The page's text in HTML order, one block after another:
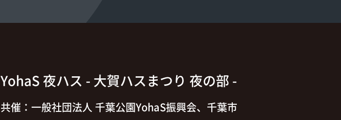
YohaS 夜ハス - 大賀ハスまつり 夜の部 -
共催：一般社団法人 千葉公園YohaS振興会、千葉市